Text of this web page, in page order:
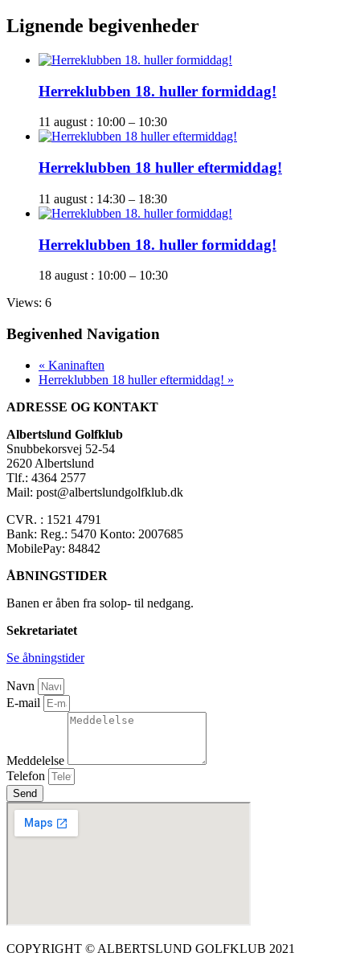
Lignende begivenheder
Herreklubben 18. huller formiddag!
11 august : 10:00 – 10:30
Herreklubben 18 huller eftermiddag!
11 august : 14:30 – 18:30
Herreklubben 18. huller formiddag!
18 august : 10:00 – 10:30
Views: 6
Begivenhed Navigation
« Kaninaften
Herreklubben 18 huller eftermiddag! »
ADRESSE OG KONTAKT
Albertslund Golfklub
Snubbekorsvej 52-54
2620 Albertslund
Tlf.: 4364 2577
Mail: post@albertslundgolfklub.dk
CVR. : 1521 4791
Bank: Reg.: 5470 Konto: 2007685
MobilePay: 84842
ÅBNINGSTIDER
Banen er åben fra solop- til nedgang.
Sekretariatet
Se åbningstider
Navn
E-mail
Meddelelse
Telefon
Send
COPYRIGHT © ALBERTSLUND GOLFKLUB 2021